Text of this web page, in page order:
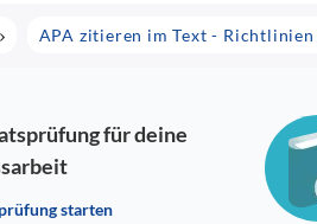
APA zitieren im Text -
für deine
starten